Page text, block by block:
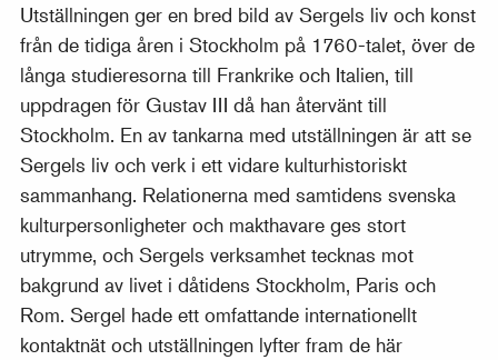
Utställningen ger en bred bild av Sergels liv och konst
från de tidiga åren i Stockholm på 1760-talet, över de
långa studieresorna till Frankrike och Italien, till
uppdragen för Gustav III då han återvänt till
Stockholm. En av tankarna med utställningen är att se
Sergels liv och verk i ett vidare kulturhistoriskt
sammanhang. Relationerna med samtidens svenska
kulturpersonligheter och makthavare ges stort
utrymme, och Sergels verksamhet tecknas mot
bakgrund av livet i dåtidens Stockholm, Paris och
Rom. Sergel hade ett omfattande internationellt
kontaktnät och utställningen lyfter fram de här